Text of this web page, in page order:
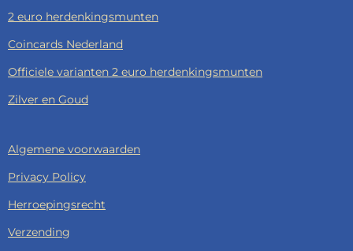
2 euro herdenkingsmunten
Coincards Nederland
Officiele varianten 2 euro herdenkingsmunten
Zilver en Goud
Algemene voorwaarden
Privacy Policy
Herroepingsrecht
Verzending